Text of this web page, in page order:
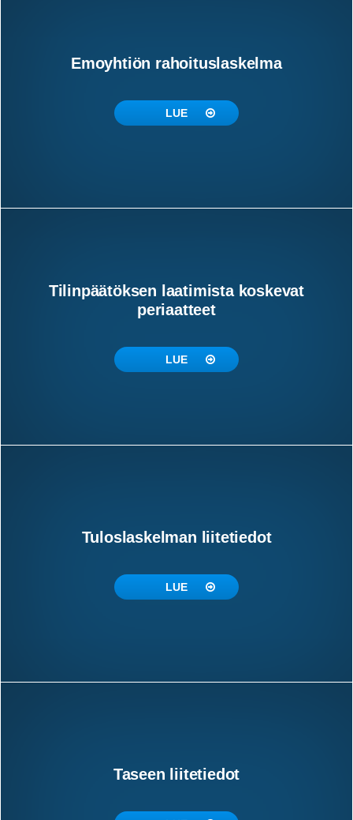
Emoyhtiön rahoituslaskelma
LUE
Tilinpäätöksen laatimista koskevat
periaatteet
LUE
Tuloslaskelman liitetiedot
LUE
Taseen liitetiedot